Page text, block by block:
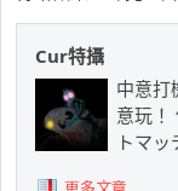
Cur特攝
中意打
意玩
トマッ
更多文章